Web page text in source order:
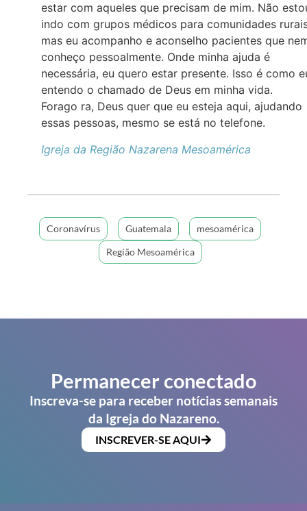
estar com aqueles que precisam de mim. Não
indo com grupos médicos para comunidades
mas eu acompanho e aconselho pacientes que
conheço pessoalmente. Onde minha ajuda é
necessária, eu quero estar presente. Isso é como
entendo o chamado de Deus em minha vida.
Forago ra, Deus quer que eu esteja aqui, ajudando
essas pessoas, mesmo se está no telefone.
Igreja da Região Nazarena Mesoamérica
Coronavírus Guatemala
mesoamérica
Região Mesoamérica
Permanecer conectado
Inscreva-se para receber notícias semanais
da Igreja do Nazareno.
INSCREVER-SE AQUI